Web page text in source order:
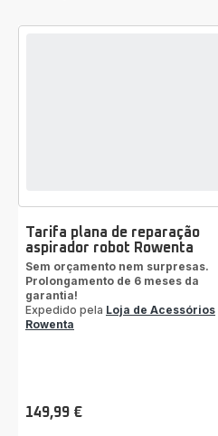
Tarifa plana de reparação
aspirador robot Rowenta
Sem orçamento nem surpresas.
Prolongamento de 6 meses da
garantia!
Expedido pela Loja de Acessórios
Rowenta
Preço
149,99 €